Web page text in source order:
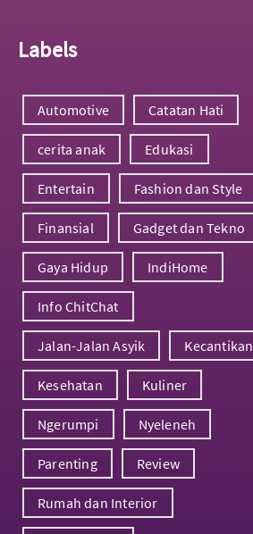
Labels
Automotive Catatan Hati
cerita anak Edukasi
Entertain Fashion dan Style
Finansial Gadget dan Tekno
Gaya Hidup IndiHome
Info ChitChat
Jalan-Jalan Asyik Kecantikan
Kesehatan Kuliner
Ngerumpi Nyeleneh
Parenting Review
Rumah dan Interior